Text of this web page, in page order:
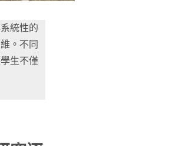
統性的
。不同
生不僅